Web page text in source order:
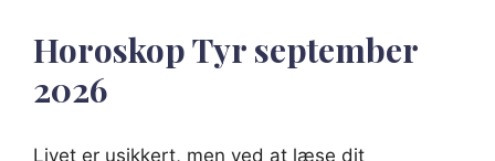
Horoskop Tyr september
2026
Livet er usikkert, men ved at læse dit